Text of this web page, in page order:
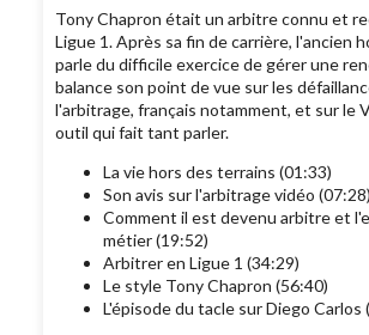
Tony Chapron était un arbitre connu et
Ligue 1. Après sa fin de carrière, l'ancien
parle du difficile exercice de gérer une
balance son point de vue sur les
l'arbitrage, français notamment, et sur le
outil qui fait tant parler.
La vie hors des terrains (01:33)
Son avis sur l'arbitrage vidéo (07:28)
Comment il est devenu arbitre et
métier (19:52)
Arbitrer en Ligue 1 (34:29)
Le style Tony Chapron (56:40)
L'épisode du tacle sur Diego Carlos